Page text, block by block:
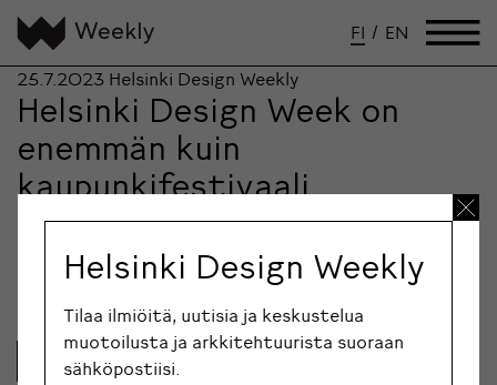
FI / EN
25.7.2023 Helsinki Design Weekly
Helsinki Design Week on
enemmän kuin
kaupunkifestivaali
”Kaupunkifestivaalit elävöittävät keskustoja
kävijöitä muualta Suomesta ja ulkomailta. Ne ovat…
Lue lisää
Helsinki Design Weekly
Tilaa ilmiöitä, uutisia ja keskustelua
muotoilusta ja arkkitehtuurista suoraan
sähköpostiisi.